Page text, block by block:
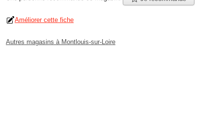
Améliorer cette fiche
Autres magasins à Montlouis-sur-Loire